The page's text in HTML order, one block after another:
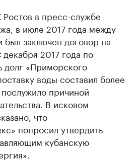
в пресс-службе
в июле 2017 года между
заключен договор на
2017 года по
долг «Приморского
воды составил более
причиной
В исковом
что
попросил утвердить
кубанскую